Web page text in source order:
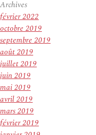
Archives
février 2022
octobre 2019
septembre 2019
août 2019
juillet 2019
juin 2019
mai 2019
avril 2019
mars 2019
février 2019